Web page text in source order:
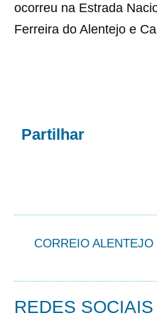
ocorreu na Estrada
Ferreira do Alentejo e
Partilhar
CORREIO ALENTEJO
REDES SOCIAIS